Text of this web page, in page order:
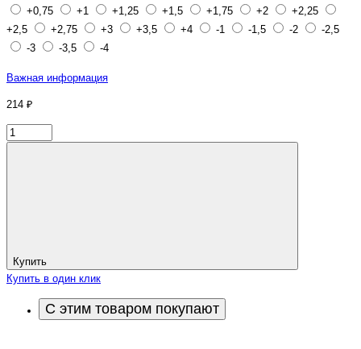
+0,75
+1 +1,25 +1,5 +1,75 +2
+2,25
+2,5
+2,75 +3 +3,5 +4 -1 -1,5 -2
-2,5
-3
-3,5 -4
Важная информация
214 ₽
Купить
Купить в один клик
С этим товаром покупают